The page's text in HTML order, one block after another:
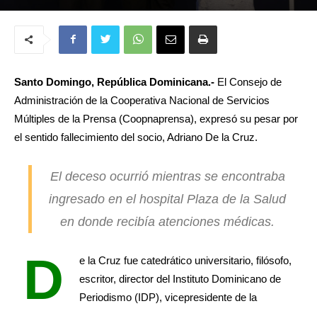
Santo Domingo, República Dominicana.- El Consejo de
Administración de la Cooperativa Nacional de Servicios
Múltiples de la Prensa (Coopnaprensa), expresó su pesar por
el sentido fallecimiento del socio, Adriano De la Cruz.
El deceso ocurrió mientras se encontraba
ingresado en el hospital Plaza de la Salud
en donde recibía atenciones médicas.
D
e la Cruz fue catedrático universitario, filósofo,
escritor, director del Instituto Dominicano de
Periodismo (IDP), vicepresidente de la